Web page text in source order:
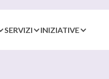
SERVIZI INIZIATIVE